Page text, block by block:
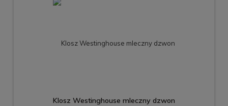
Klosz Westinghouse mleczny dzwon